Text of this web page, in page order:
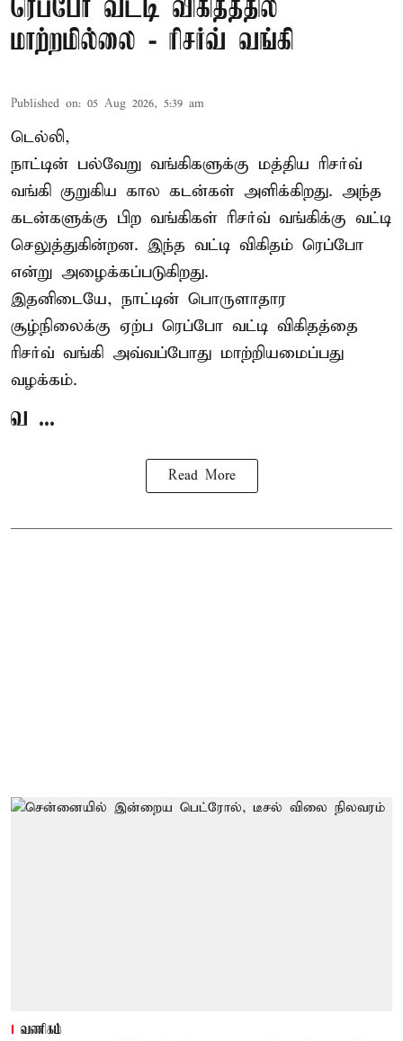
ரெப்போ வட்டி விகிதத்தில்
மாற்றமில்லை - ரிசர்வ் வங்கி
Published on: 05 Aug 2026, 5:39 am
டெல்லி,
நாட்டின் பல்வேறு வங்கிகளுக்கு மத்திய ரிசர்வ்
வங்கி குறுகிய கால கடன்கள் அளிக்கிறது. அந்த
கடன்களுக்கு பிற வங்கிகள் ரிசர்வ் வங்கிக்கு வட்டி
செலுத்துகின்றன. இந்த வட்டி விகிதம் ரெப்போ
என்று அழைக்கப்படுகிறது.
இதனிடையே, நாட்டின் பொருளாதார
சூழ்நிலைக்கு ஏற்ப ரெப்போ வட்டி விகிதத்தை
ரிசர்வ் வங்கி அவ்வப்போது மாற்றியமைப்பது
வழக்கம்.
வ ...
Read More
வணிகம்